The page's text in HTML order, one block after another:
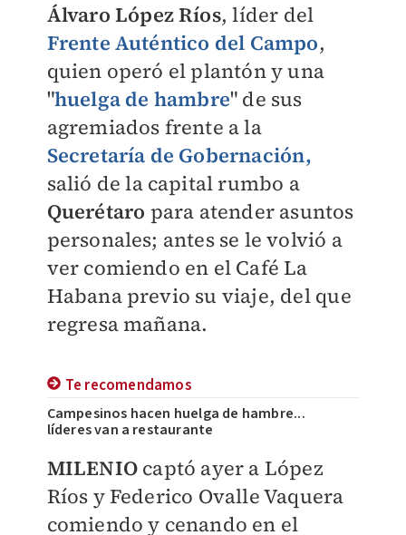
Álvaro López Ríos, líder del
Frente Auténtico del Campo,
quien operó el plantón y una
"huelga de hambre" de sus
agremiados frente a la
Secretaría de Gobernación,
salió de la capital rumbo a
Querétaro para atender asuntos
personales; antes se le volvió a
ver comiendo en el Café La
Habana previo su viaje, del que
regresa mañana.
Te recomendamos
Campesinos hacen huelga de hambre...
líderes van a restaurante
MILENIOcaptó ayer a López
Ríos y Federico Ovalle Vaquera
comiendo y cenando en el